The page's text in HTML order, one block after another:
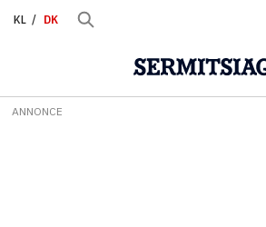
KL DK
ANNONCE